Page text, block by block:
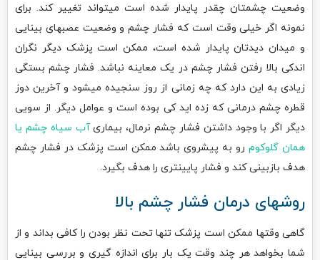
وضعیت چشمتان چقدر پایدار شده است میتواند تغییر کند. برای
نمونه اگر خیلی وقت است که فشار چشم و وضعیت عصبهای بینایی
و میدان دیدتان پایدار شده است، ممکن است پزشک دیگر نگران
اندکی بالا رفتن فشار چشم در یک معاینه نباشد. فشار چشم بستگی
زیادی به این دارد که چه زمانی از روز سنجیده میشود و آخرین دوز
قطره چشم درمانی که زده اید کی بوده است و عوامل دیگر. از سویی
دیگر اگر با وجود داشتن فشار چشم نرمال، بیماریآب سیاه چشم یا
همان گلوکومرو به پیشروی باشد ممکن است پزشک در فشار چشم
هدف بازبینی کند و فشار پایینتری را هدف بگیرد.
روشهای درمان فشار چشم بالا
گاهی وقتها ممکن است پزشک تنها تحت نظر بودن را کافی بداند و از
شما بخواهد هر چند وقت یک بار برای اندازه گیری و بررسی بینایی